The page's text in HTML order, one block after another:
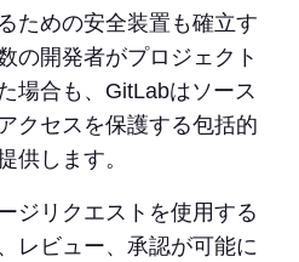
ための安全装置も確立す
の開発者がプロジェクト
場合も、GitLabはソース
クセスを保護する包括的
供します。
ジリクエストを使用する
レビュー、承認が可能に